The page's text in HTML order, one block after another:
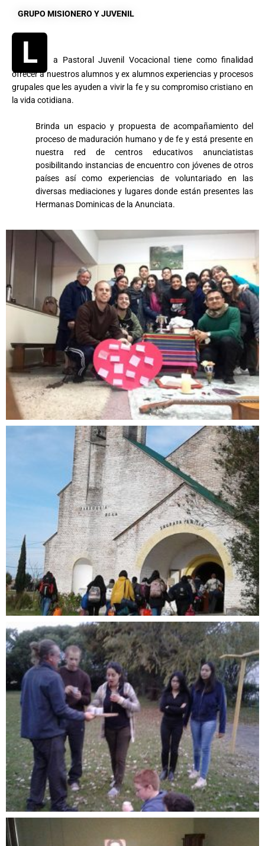
Pastoral Juvenil
GRUPO MISIONERO Y JUVENIL
L
a Pastoral Juvenil Vocacional tiene como finalidad
ofrecer a nuestros alumnos y ex alumnos experiencias y procesos
grupales que les ayuden a vivir la fe y su compromiso cristiano en
la vida cotidiana.
Brinda un espacio y propuesta de acompañamiento del
proceso de maduración humano y de fe y está presente en
nuestra red de centros educativos anunciatistas
posibilitando instancias de encuentro con jóvenes de otros
países así como experiencias de voluntariado en las
diversas mediaciones y lugares donde están presentes las
Hermanas Dominicas de la Anunciata.